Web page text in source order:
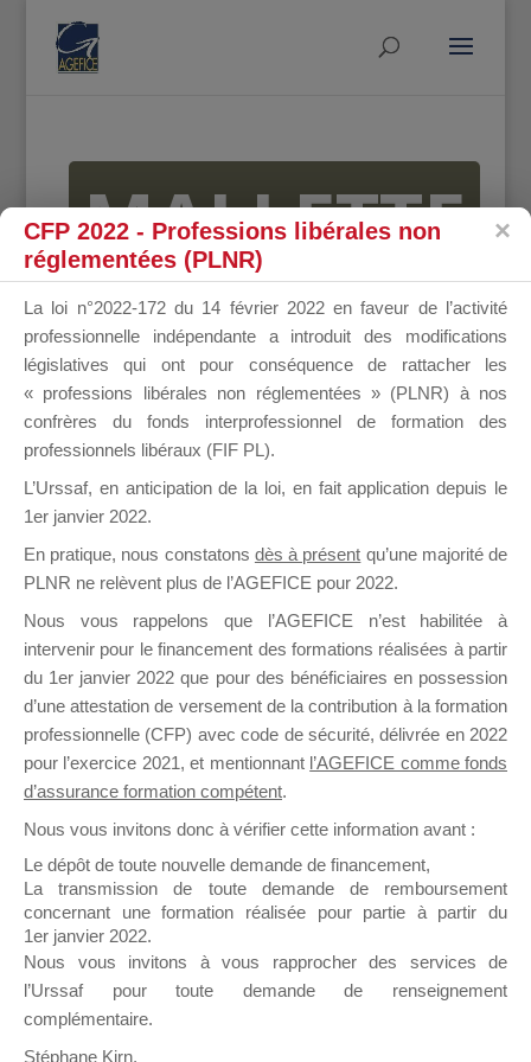
MALLETTE
DU
DIRIGEANT
il y a un mois
Ce groupe est destiné aux Organismes de
Formation qui souhaitent répondre à l’Appel à
Propositions Mallette du Dirigeant.
Ce groupe propose un forum dédié au support
sur lequel il est possible de laisser un message
ou poser une question.
NB : Il est nécessaire d’être
pouvoir rejoindre ce groupe
CFP 2022 - Professions libérales non
réglementées (PLNR)
La loi n°2022-172 du 14 février 2022 en faveur de l’activité
professionnelle indépendante a introduit des modifications
législatives qui ont pour conséquence de rattacher les
« professions libérales non réglementées » (PLNR) à nos
confrères du fonds interprofessionnel de formation des
professionnels libéraux (FIF PL).
L’Urssaf, en anticipation de la loi, en fait application depuis le
1er janvier 2022.
En pratique, nous constatons dès à présent qu’une majorité de
PLNR ne relèvent plus de l’AGEFICE pour 2022.
Nous vous rappelons que l’AGEFICE n’est habilitée à
intervenir pour le financement des formations réalisées à partir
du 1er janvier 2022 que pour des bénéficiaires en possession
d’une attestation de versement de la contribution à la formation
professionnelle (CFP) avec code de sécurité, délivrée en 2022
pour l’exercice 2021, et mentionnant l’AGEFICE comme fonds
d’assurance formation compétent.
Nous vous invitons donc à vérifier cette information avant :
Le dépôt de toute nouvelle demande de financement,
La transmission de toute demande de remboursement
concernant une formation réalisée pour partie à partir du
1er janvier 2022.
Nous vous invitons à vous rapprocher des services de
l’Urssaf pour toute demande de renseignement
complémentaire.
Stéphane Kirn,